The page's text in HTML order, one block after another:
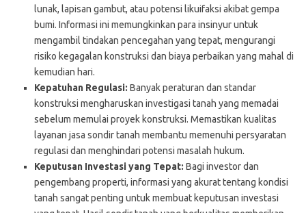
lunak, lapisan gambut, atau potensi likuifaksi akibat gempa
bumi. Informasi ini memungkinkan para insinyur untuk
mengambil tindakan pencegahan yang tepat, mengurangi
risiko kegagalan konstruksi dan biaya perbaikan yang mahal di
kemudian hari.
Kepatuhan Regulasi: Banyak peraturan dan standar
konstruksi mengharuskan investigasi tanah yang memadai
sebelum memulai proyek konstruksi. Memastikan kualitas
layanan jasa sondir tanah membantu memenuhi persyaratan
regulasi dan menghindari potensi masalah hukum.
Keputusan Investasi yang Tepat: Bagi investor dan
pengembang properti, informasi yang akurat tentang kondisi
tanah sangat penting untuk membuat keputusan investasi